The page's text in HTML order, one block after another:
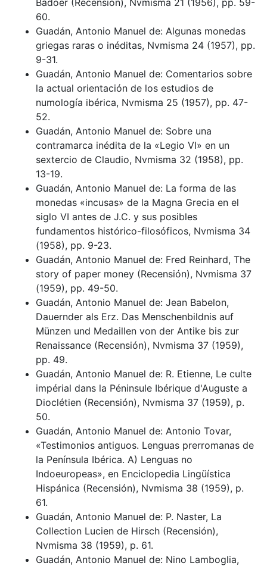
Badoer (Recensión), Nvmisma 21 (1956), pp. 59-
60.
Guadán, Antonio Manuel de: Algunas monedas
griegas raras o inéditas, Nvmisma 24 (1957), pp.
9-31.
Guadán, Antonio Manuel de: Comentarios sobre
la actual orientación de los estudios de
numología ibérica, Nvmisma 25 (1957), pp. 47-
52.
Guadán, Antonio Manuel de: Sobre una
contramarca inédita de la «Legio VI» en un
sextercio de Claudio, Nvmisma 32 (1958), pp.
13-19.
Guadán, Antonio Manuel de: La forma de las
monedas «incusas» de la Magna Grecia en el
siglo VI antes de J.C. y sus posibles
fundamentos histórico-filosóficos, Nvmisma 34
(1958), pp. 9-23.
Guadán, Antonio Manuel de: Fred Reinhard, The
story of paper money (Recensión), Nvmisma 37
(1959), pp. 49-50.
Guadán, Antonio Manuel de: Jean Babelon,
Dauernder als Erz. Das Menschenbildnis auf
Münzen und Medaillen von der Antike bis zur
Renaissance (Recensión), Nvmisma 37 (1959),
pp. 49.
Guadán, Antonio Manuel de: R. Etienne, Le culte
impérial dans la Péninsule Ibérique d'Auguste a
Dioclétien (Recensión), Nvmisma 37 (1959), p.
50.
Guadán, Antonio Manuel de: Antonio Tovar,
«Testimonios antiguos. Lenguas prerromanas de
la Península Ibérica. A) Lenguas no
Indoeuropeas», en Enciclopedia Lingüística
Hispánica (Recensión), Nvmisma 38 (1959), p.
61.
Guadán, Antonio Manuel de: P. Naster, La
Collection Lucien de Hirsch (Recensión),
Nvmisma 38 (1959), p. 61.
Guadán, Antonio Manuel de: Nino Lamboglia,